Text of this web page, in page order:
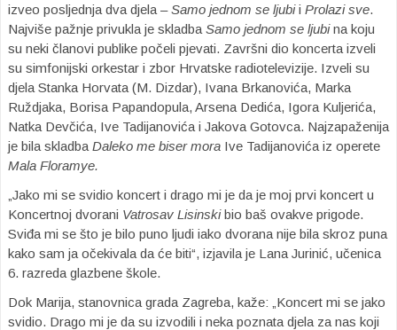
izveo posljednja dva djela –Samo jednom se ljubii Prolazi sve.
Najviše pažnje privukla je skladba Samo jednom se ljubina koju
su neki članovi publike počeli pjevati. Završni dio koncerta izveli
su simfonijski orkestar i zbor Hrvatske radiotelevizije. Izveli su
djela Stanka Horvata (M. Dizdar), Ivana Brkanovića, Marka
Ruždjaka, Borisa Papandopula, Arsena Dedića, Igora Kuljerića,
Natka Devčića, Ive Tadijanovića i Jakova Gotovca. Najzapaženija
je bila skladba Daleko me biser mora Ive Tadijanovića iz operete
Mala Floramye.
„Jako mi se svidio koncert i drago mi je da je moj prvi koncert u
Koncertnoj dvorani Vatrosav Lisinskibio baš ovakve prigode.
Sviđa mi se što je bilo puno ljudi iako dvorana nije bila skroz puna
kako sam ja očekivala da će biti“, izjavila je Lana Jurinić, učenica
6. razreda glazbene škole.
Dok Marija, stanovnica grada Zagreba, kaže: „Koncert mi se jako
svidio. Drago mi je da su izvodili i neka poznata djela za nas koji